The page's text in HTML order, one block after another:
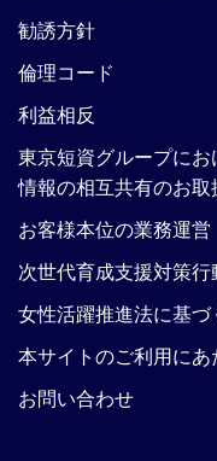
勧誘方針
倫理コード
利益相反
東京短資グループにお
情報の相互共有のお取
お客様本位の業務運営
次世代育成支援対策行
女性活躍推進法に基づ
本サイトのご利用にあ
お問い合わせ